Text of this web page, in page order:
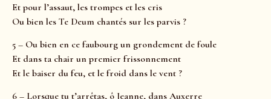
Et pour l’assaut, les trompes et les cris
Ou bien les Te Deum chantés sur les parvis ?
5 – Ou bien en ce faubourg un grondement de foule
Et dans ta chair un premier frissonnement
Et le baiser du feu, et le froid dans le vent ?
6 – Lorsque tu t’arrêtas, ô Jeanne, dans Auxerre